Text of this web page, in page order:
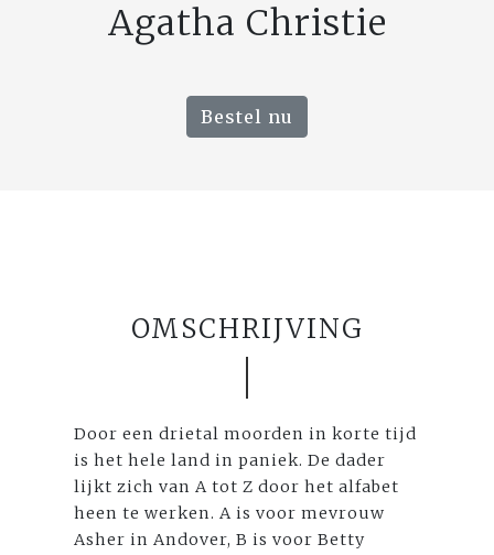
Agatha Christie
Bestel nu
OMSCHRIJVING
Door een drietal moorden in korte tijd
is het hele land in paniek. De dader
lijkt zich van A tot Z door het alfabet
heen te werken. A is voor mevrouw
Asher in Andover, B is voor Betty